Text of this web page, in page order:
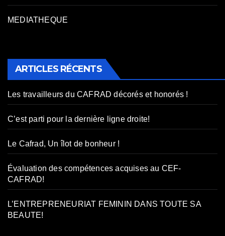
MEDIATHEQUE
ARTICLES RÉCENTS
Les travailleurs du CAFRAD décorés et honorés !
C’est parti pour la dernière ligne droite!
Le Cafrad, Un îlot de bonheur !
Évaluation des compétences acquises au CEF-
CAFRAD!
L’ENTREPRENEURIAT FEMININ DANS TOUTE SA
BEAUTE!